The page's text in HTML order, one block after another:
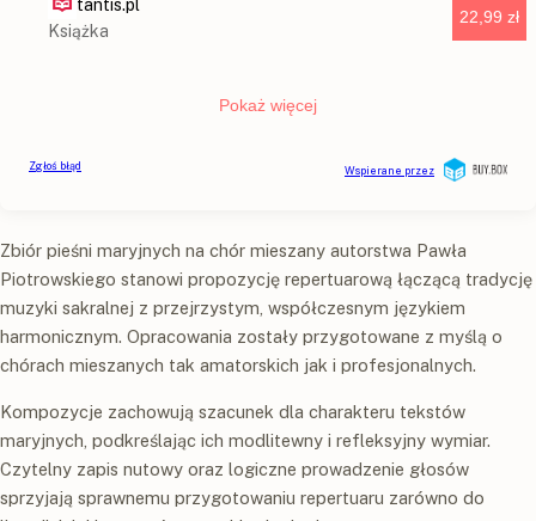
Zbiór pieśni maryjnych na chór mieszany autorstwa Pawła
Piotrowskiego stanowi propozycję repertuarową łączącą tradycję
muzyki sakralnej z przejrzystym, współczesnym językiem
harmonicznym. Opracowania zostały przygotowane z myślą o
chórach mieszanych tak amatorskich jak i profesjonalnych.
Kompozycje zachowują szacunek dla charakteru tekstów
maryjnych, podkreślając ich modlitewny i refleksyjny wymiar.
Czytelny zapis nutowy oraz logiczne prowadzenie głosów
sprzyjają sprawnemu przygotowaniu repertuaru zarówno do